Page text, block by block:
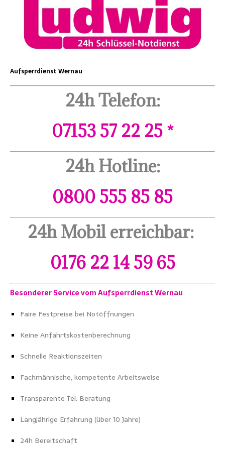
Aufsperrdienst Wernau
24h Telefon:
07153 57 22 25*
24h Hotline:
0800 555 85 85
24h Mobil erreichbar:
0176 22 14 59 65
Besonderer Service vom Aufsperrdienst Wernau
Faire Festpreise bei Notöffnungen
Keine Anfahrtskostenberechnung
Schnelle Reaktionszeiten
Fachmännische, kompetente Arbeitsweise
Transparente Tel. Beratung
Langjährige Erfahrung (über 10 Jahre)
24h Bereitschaft